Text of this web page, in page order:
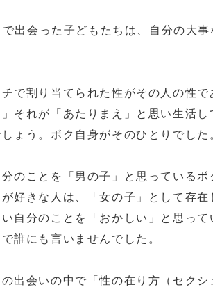
出会った子どもたちは、自分の大事
で割り当てられた性がその人の性で
それが「あたりまえ」と思い生活し
ょう。ボク自身がそのひとりでした
のことを「男の子」と思っているボ
好きな人は、「女の子」として存在
自分のことを「おかしい」と思って
誰にも言いませんでした。
出会いの中で「性の在り方（セクシ